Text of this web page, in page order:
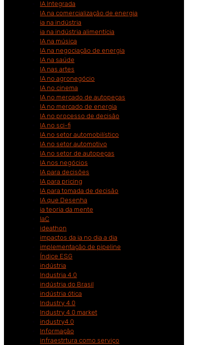
IA Integrada
IA na comercialização de energia
ia na indústria
ia na indústria alimentícia
IA na música
IA na negociação de energia
IA na saúde
IA nas artes
IA no agronegócio
IA no cinema
IA no mercado de autopeças
IA no mercado de energia
IA no processo de decisão
IA no sci-fi
IA no setor automobilístico
IA no setor automotivo
IA no setor de autopeças
IA nos negócios
IA para decisões
IA para pricing
IA para tomada de decisão
IA que Desenha
ia teoria da mente
IaC
ideathon
impactos da ia no dia a dia
implementação de pipeline
Índice ESG
indústria
Industria 4.0
indústria do Brasil
indústria ótica
Industry 4.0
Industry 4.0 market
industry4.0
Informação
infraestrtura como serviço